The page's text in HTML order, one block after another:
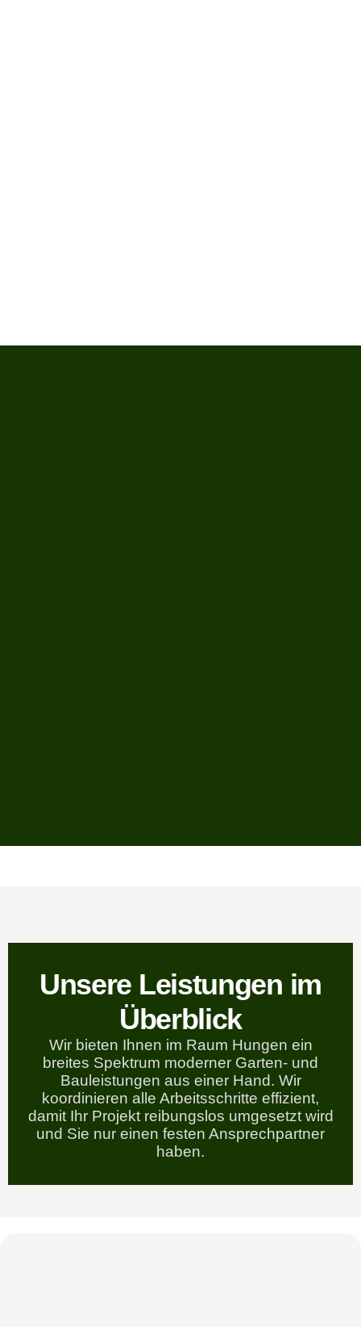
Unsere Leistungen im
Überblick
Wir bieten Ihnen im Raum Hungen ein
breites Spektrum moderner Garten- und
Bauleistungen aus einer Hand. Wir
koordinieren alle Arbeitsschritte effizient,
damit Ihr Projekt reibungslos umgesetzt wird
und Sie nur einen festen Ansprechpartner
haben.